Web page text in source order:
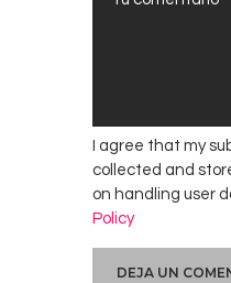
I agree that my
collected and
on handling user
Policy